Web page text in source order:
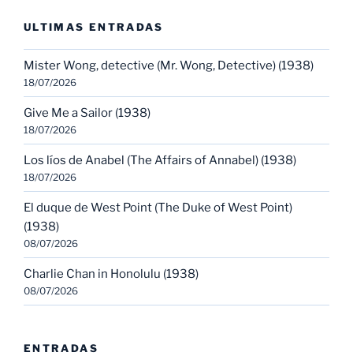
ULTIMAS ENTRADAS
Mister Wong, detective (Mr. Wong, Detective) (1938)
18/07/2026
Give Me a Sailor (1938)
18/07/2026
Los líos de Anabel (The Affairs of Annabel) (1938)
18/07/2026
El duque de West Point (The Duke of West Point)
(1938)
08/07/2026
Charlie Chan in Honolulu (1938)
08/07/2026
ENTRADAS